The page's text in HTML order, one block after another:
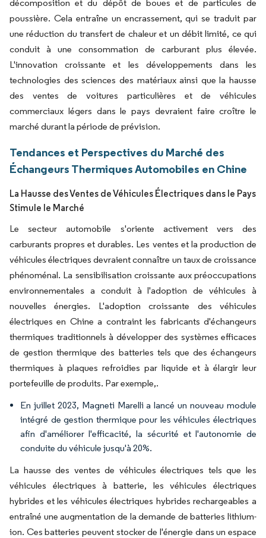
décomposition et du dépôt de boues et de particules de
poussière. Cela entraîne un encrassement, qui se traduit par
une réduction du transfert de chaleur et un débit limité, ce qui
conduit à une consommation de carburant plus élevée.
L'innovation croissante et les développements dans les
technologies des sciences des matériaux ainsi que la hausse
des ventes de voitures particulières et de véhicules
commerciaux légers dans le pays devraient faire croître le
marché durant la période de prévision.
Tendances et Perspectives du Marché des
Échangeurs Thermiques Automobiles en Chine
La Hausse des Ventes de Véhicules Électriques dans le Pays
Stimule le Marché
Le secteur automobile s'oriente activement vers des
carburants propres et durables. Les ventes et la production de
véhicules électriques devraient connaître un taux de croissance
phénoménal. La sensibilisation croissante aux préoccupations
environnementales a conduit à l'adoption de véhicules à
nouvelles énergies. L'adoption croissante des véhicules
électriques en Chine a contraint les fabricants d'échangeurs
thermiques traditionnels à développer des systèmes efficaces
de gestion thermique des batteries tels que des échangeurs
thermiques à plaques refroidies par liquide et à élargir leur
portefeuille de produits. Par exemple,.
En juillet 2023, Magneti Marelli a lancé un nouveau module
intégré de gestion thermique pour les véhicules électriques
afin d'améliorer l'efficacité, la sécurité et l'autonomie de
conduite du véhicule jusqu'à 20%.
La hausse des ventes de véhicules électriques tels que les
véhicules électriques à batterie, les véhicules électriques
hybrides et les véhicules électriques hybrides rechargeables a
entraîné une augmentation de la demande de batteries lithium-
ion. Ces batteries peuvent stocker de l'énergie dans un espace